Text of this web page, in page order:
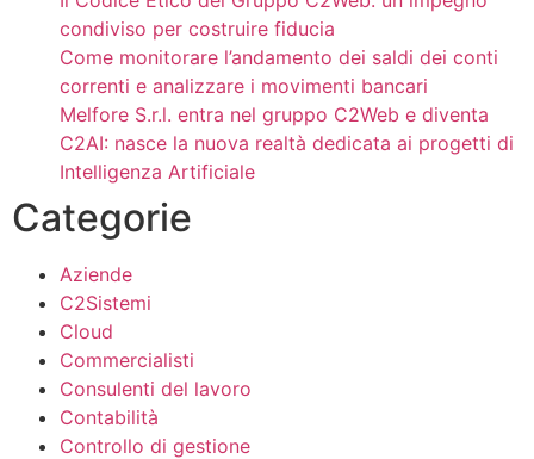
condiviso per costruire fiducia
Come monitorare l’andamento dei saldi dei conti
correnti e analizzare i movimenti bancari
Melfore S.r.l. entra nel gruppo C2Web e diventa
C2AI: nasce la nuova realtà dedicata ai progetti di
Intelligenza Artificiale
Categorie
Aziende
C2Sistemi
Cloud
Commercialisti
Consulenti del lavoro
Contabilità
Controllo di gestione